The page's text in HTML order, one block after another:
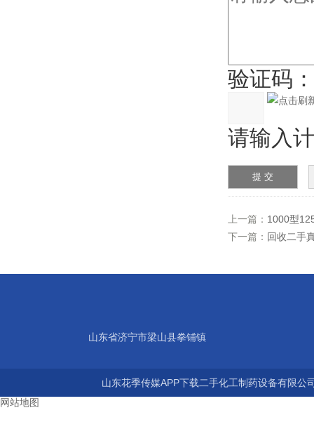
验证码：
请输入计
上一篇： 1000型
下一篇： 回收二手
山东省济宁市梁山县拳铺镇
山东花季传媒APP下载二手化工制药设备有限公司
网站地图